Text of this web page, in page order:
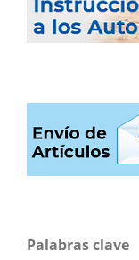
Palabras clave